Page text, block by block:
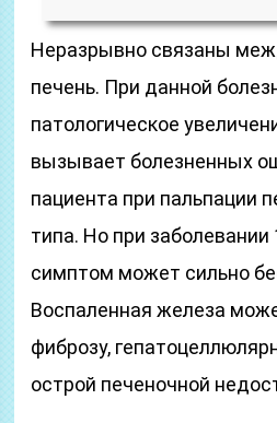
Неразрывно связаны
печень. При данной
патологическое
вызывает болезненных
пациента при пальпации
типа. Но при заболевании
симптом может сильно
Воспаленная железа
фиброзу,
острой печеночной